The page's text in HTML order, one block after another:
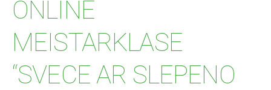
ONLINE
MEISTARKLASE
“SVECE AR SLEPENO